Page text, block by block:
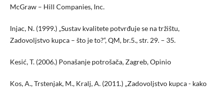
McGraw – Hill Companies, Inc.
Injac, N. (1999.) „Sustav kvalitete potvrđuje se na tržištu,
Zadovoljstvo kupca – što je to?“, QM, br.5., str. 29. – 35.
Kesić, T. (2006.) Ponašanje potrošača, Zagreb, Opinio
Kos, A., Trstenjak, M., Kralj, A. (2011.) „Zadovoljstvo kupca - kako